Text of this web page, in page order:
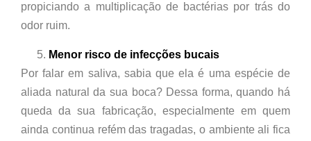
propiciando a multiplicação de bactérias por trás do
odor ruim.
Menor risco de infecções bucais
Por falar em saliva, sabia que ela é uma espécie de
aliada natural da sua boca? Dessa forma, quando há
queda da sua fabricação, especialmente em quem
ainda continua refém das tragadas, o ambiente ali fica